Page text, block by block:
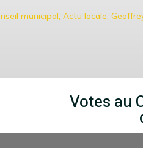
municipal, Actu locale,
Votes au